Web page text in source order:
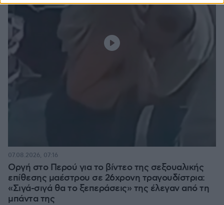
Οργή στο Περού για το βίντεο της σεξουαλικής
επίθεσης μαέστρου σε 26χρονη τραγουδίστρια:
«Σιγά-σιγά θα το ξεπεράσεις» της έλεγαν από τη
μπάντα της
07.08.2026, 07:16